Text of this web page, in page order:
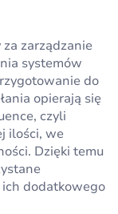
zarządzanie
systemów
do
opierają się
czyli
ilości, we
Dzięki temu
dodatkowego